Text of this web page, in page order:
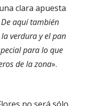
clara apuesta
aquí también
verdura y el pan
para lo que
de la zona».
no será sólo